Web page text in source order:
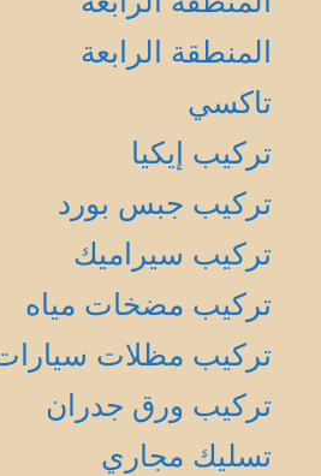
المنطقة الرابعة
تاكسي
تركيب إيكيا
تركيب جبس بورد
تركيب سيراميك
تركيب مضخات مياه
تركيب مظلات
تركيب ورق جدران
تسليك مجاري